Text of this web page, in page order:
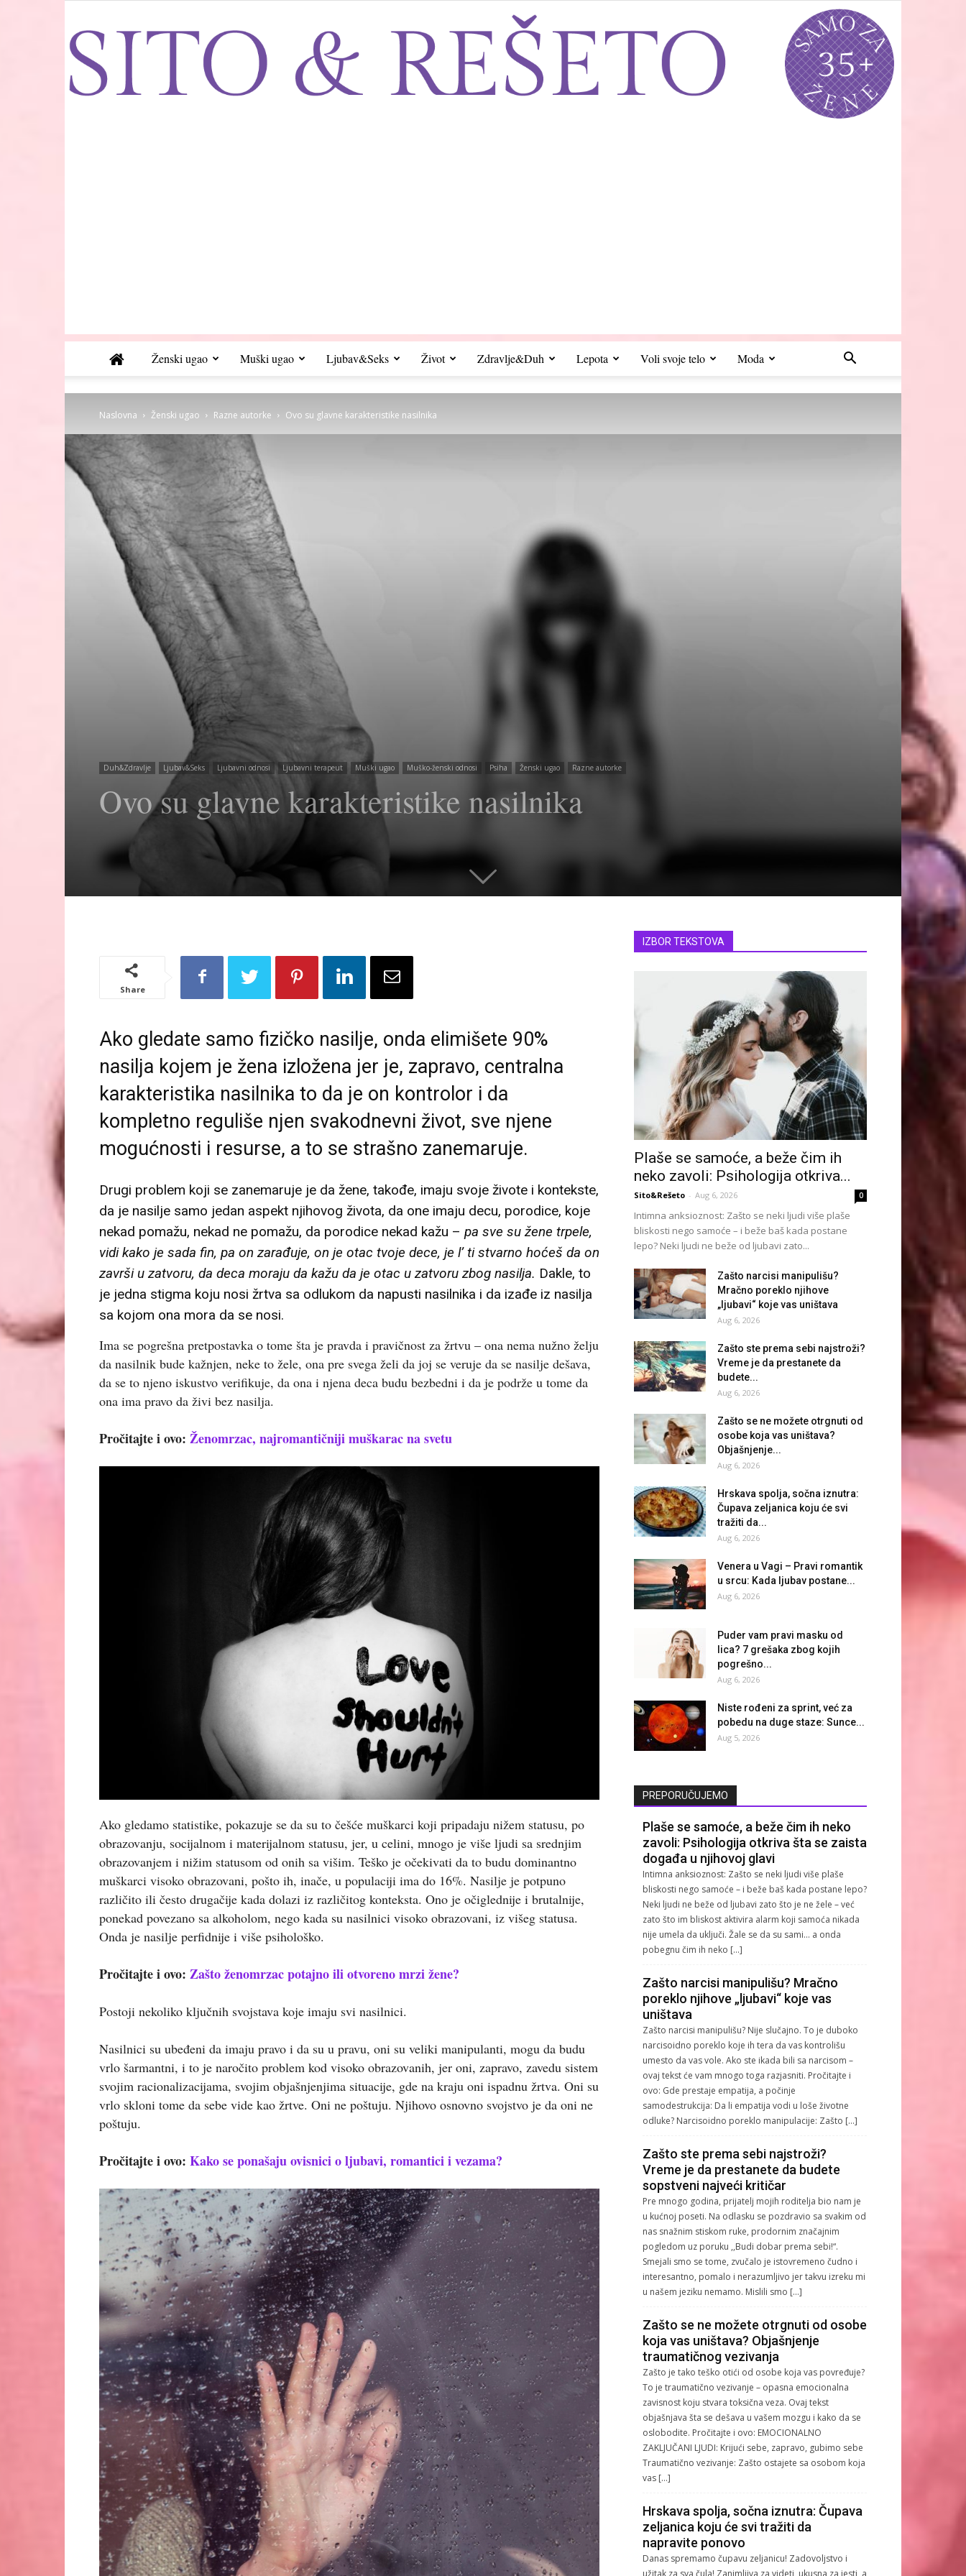
Ženski ugao Muški ugao Ljubav&Seks Život Zdravlje&Duh Lepota Voli svoje telo Moda
Naslovna Ženski ugao Razne autorke Ovo su glavne karakteristike nasilnika
Duh&Zdravlje Ljubav&Seks Ljubavni odnosi Ljubavni terapeut Muški ugao Muško-ženski odnosi Psiha Ženski ugao Razne autorke
Ovo su glavne karakteristike nasilnika
Share
Ako gledate samo fizičko nasilje, onda elimišete 90%
nasilja kojem je žena izložena jer je, zapravo, centralna
karakteristika nasilnika to da je on kontrolor i da
kompletno reguliše njen svakodnevni život, sve njene
mogućnosti i resurse, a to se strašno zanemaruje.
Drugi problem koji se zanemaruje je da žene, takođe, imaju svoje živote i kontekste,
da je nasilje samo jedan aspekt njihovog života, da one imaju decu, porodice, koje
nekad pomažu, nekad ne pomažu, da porodice nekad kažu – pa sve su žene trpele,
vidi kako je sada fin, pa on zarađuje, on je otac tvoje dece, je l’ ti stvarno hoćeš da on
završi u zatvoru, da deca moraju da kažu da je otac u zatvoru zbog nasilja. Dakle, to
je jedna stigma koju nosi žrtva sa odlukom da napusti nasilnika i da izađe iz nasilja
sa kojom ona mora da se nosi.
Ima se pogrešna pretpostavka o tome šta je pravda i pravičnost za žrtvu – ona nema nužno želju
da nasilnik bude kažnjen, neke to žele, ona pre svega želi da joj se veruje da se nasilje dešava,
da se to njeno iskustvo verifikuje, da ona i njena deca budu bezbedni i da je podrže u tome da
ona ima pravo da živi bez nasilja.
Pročitajte i ovo: Ženomrzac, najromantičniji muškarac na svetu
Ako gledamo statistike, pokazuje se da su to češće muškarci koji pripadaju nižem statusu, po
obrazovanju, socijalnom i materijalnom statusu, jer, u celini, mnogo je više ljudi sa srednjim
obrazovanjem i nižim statusom od onih sa višim. Teško je očekivati da to budu dominantno
muškarci visoko obrazovani, pošto ih, inače, u populaciji ima do 16%. Nasilje je potpuno
različito ili često drugačije kada dolazi iz različitog konteksta. Ono je očiglednije i brutalnije,
ponekad povezano sa alkoholom, nego kada su nasilnici visoko obrazovani, iz višeg statusa.
Onda je nasilje perfidnije i više psihološko.
Pročitajte i ovo: Zašto ženomrzac potajno ili otvoreno mrzi žene?
Postoji nekoliko ključnih svojstava koje imaju svi nasilnici.
Nasilnici su ubeđeni da imaju pravo i da su u pravu, oni su veliki manipulanti, mogu da budu
vrlo šarmantni, i to je naročito problem kod visoko obrazovanih, jer oni, zapravo, zavedu sistem
svojim racionalizacijama, svojim objašnjenjima situacije, gde na kraju oni ispadnu žrtva. Oni su
vrlo skloni tome da sebe vide kao žrtve. Oni ne poštuju. Njihovo osnovno svojstvo je da oni ne
poštuju.
Pročitajte i ovo: Kako se ponašaju ovisnici o ljubavi, romantici i vezama?
IZBOR TEKSTOVA
Plaše se samoće, a beže čim ih
neko zavoli: Psihologija otkriva...
Sito&Rešeto - Aug 6, 2026 0
Intimna anksioznost: Zašto se neki ljudi više plaše
bliskosti nego samoće – i beže baš kada postane
lepo? Neki ljudi ne beže od ljubavi zato...
Zašto narcisi manipulišu?
Mračno poreklo njihove
„ljubavi“ koje vas uništava
Aug 6, 2026
Zašto ste prema sebi najstroži?
Vreme je da prestanete da
budete...
Aug 6, 2026
Zašto se ne možete otrgnuti od
osobe koja vas uništava?
Objašnjenje...
Aug 6, 2026
Hrskava spolja, sočna iznutra:
Čupava zeljanica koju će svi
tražiti da...
Aug 6, 2026
Venera u Vagi – Pravi romantik
u srcu: Kada ljubav postane...
Aug 6, 2026
Puder vam pravi masku od
lica? 7 grešaka zbog kojih
pogrešno...
Aug 6, 2026
Niste rođeni za sprint, već za
pobedu na duge staze: Sunce...
Aug 5, 2026
PREPORUČUJEMO
Plaše se samoće, a beže čim ih neko
zavoli: Psihologija otkriva šta se zaista
događa u njihovoj glavi
Intimna anksioznost: Zašto se neki ljudi više plaše
bliskosti nego samoće – i beže baš kada postane lepo?
Neki ljudi ne beže od ljubavi zato što je ne žele – već
zato što im bliskost aktivira alarm koji samoća nikada
nije umela da uključi. Žale se da su sami… a onda
pobegnu čim ih neko […]
Zašto narcisi manipulišu? Mračno
poreklo njihove „ljubavi“ koje vas
uništava
Zašto narcisi manipulišu? Nije slučajno. To je duboko
narcisoidno poreklo koje ih tera da vas kontrolišu
umesto da vas vole. Ako ste ikada bili sa narcisom –
ovaj tekst će vam mnogo toga razjasniti. Pročitajte i
ovo: Gde prestaje empatija, a počinje
samodestrukcija: Da li empatija vodi u loše životne
odluke? Narcisoidno poreklo manipulacije: Zašto […]
Zašto ste prema sebi najstroži?
Vreme je da prestanete da budete
sopstveni najveći kritičar
Pre mnogo godina, prijatelj mojih roditelja bio nam je
u kućnoj poseti. Na odlasku se pozdravio sa svakim od
nas snažnim stiskom ruke, prodornim značajnim
pogledom uz poruku ,,Budi dobar prema sebi!“.
Smejali smo se tome, zvučalo je istovremeno čudno i
interesantno, pomalo i nerazumljivo jer takvu izreku mi
u našem jeziku nemamo. Mislili smo […]
Zašto se ne možete otrgnuti od osobe
koja vas uništava? Objašnjenje
traumatičnog vezivanja
Zašto je tako teško otići od osobe koja vas povređuje?
To je traumatično vezivanje – opasna emocionalna
zavisnost koju stvara toksična veza. Ovaj tekst
objašnjava šta se dešava u vašem mozgu i kako da se
oslobodite. Pročitajte i ovo: EMOCIONALNO
ZAKLJUČANI LJUDI: Krijući sebe, zapravo, gubimo sebe
Traumatično vezivanje: Zašto ostajete sa osobom koja
vas […]
Hrskava spolja, sočna iznutra: Čupava
zeljanica koju će svi tražiti da
napravite ponovo
Danas spremamo čupavu zeljanicu! Zadovoljstvo i
užitak za sva čula! Zanimljiva za videti, ukusna za jesti, a